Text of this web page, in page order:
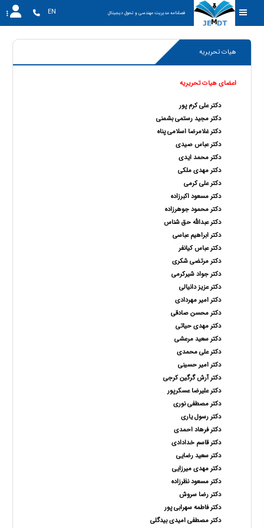
فصلنامه مدیریت مهندسی و تحول دیجیتال EN
هیات تحریریه
اعضای هیات تحریریه
دکتر علی کرم پور
دکتر مجید رستمی بشمنی
دکتر غلامرضا اسلامی پناه
دکتر عباس صیدی
دکتر محمد ایدی
دکتر مهدی ملکی
دکتر علی کرمی
دکتر مسعود اکبرزاده
دکتر محمود جوهرزاده
دکتر عبدالله حق شناس
دکتر ابراهیم عباسی
دکتر عباس کیانفر
دکتر مرتضی شکری
دکتر جواد شیرکرمی
دکتر عزیز دانیالی
دکتر امیر مهردادی
دکتر محسن صادقی
دکتر مهدی حیاتی
دکتر سعید مرعشی
دکتر علی محمدی
دکتر امیر حسینی
دکتر آرش گرگین کرجی
دکتر علیرضا عسکرپور
دکتر مصطفی نوری
دکتر رسول یاری
دکتر فرهاد احمدی
دکتر قاسم خدادادی
دکتر سعید رضایی
دکتر مهدی میرزایی
دکتر مسعود نظرزاده
دکتر رضا سروش
دکتر فاطمه سهرابی پور
دکتر مصطفی امیدی بیدگلی